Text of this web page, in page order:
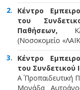
Κέντρο
του
Παθήσεων,
(Νοσοκομείο
Κέντρο
του
Α΄ Προπαιδευτική
Μονάδα